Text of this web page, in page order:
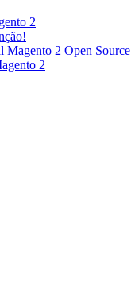
2
Magento 2 Open Source
2